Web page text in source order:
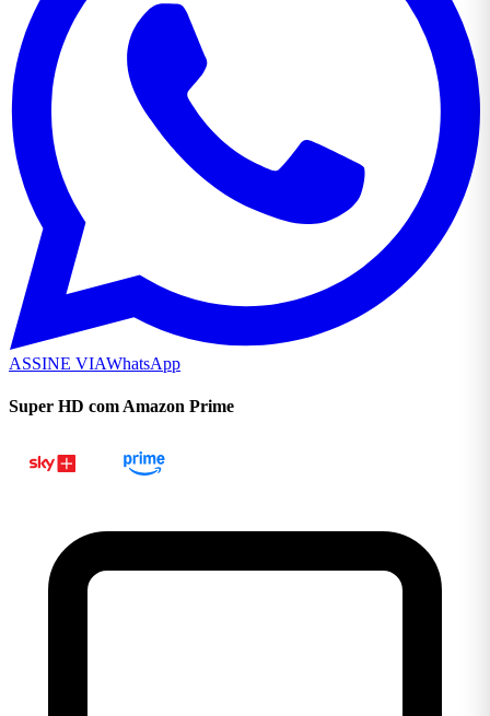
ASSINE VIAWhatsApp
Super HD com Amazon Prime